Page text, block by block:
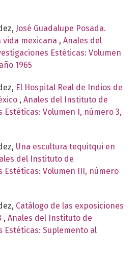
José Guadalupe Posada.
mexicana , Anales del
Estéticas: Volumen
1965
El Hospital Real de Indios de
, Anales del Instituto de
Estéticas: Volumen I, número 3,
Una escultura tequitqui en
del Instituto de
Estéticas: Volumen III, número
Catálogo de las exposiciones
, Anales del Instituto de
Estéticas: Suplemento al